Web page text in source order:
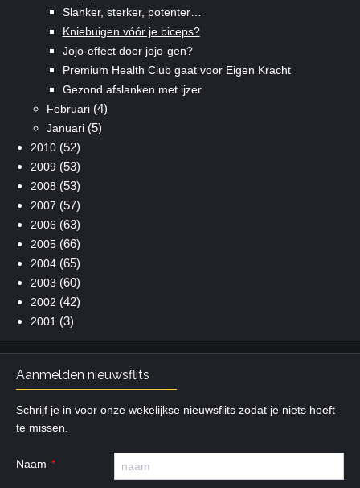
Slanker, sterker, potenter…
Kniebuigen vóór je biceps?
Jojo-effect door jojo-gen?
Premium Health Club gaat voor Eigen Kracht
Gezond afslanken met ijzer
Februari(4)
Januari(5)
2010(52)
2009 (53)
2008 (53)
2007 (57)
2006 (63)
2005(66)
2004(65)
2003 (60)
2002 (42)
2001 (3)
Aanmelden nieuwsflits
Schrijf je in voor onze wekelijkse nieuwsflits zodat je niets hoeft
te missen.
Naam